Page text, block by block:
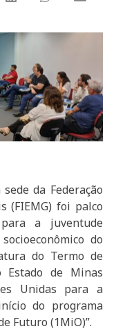
da Federação
(FIEMG) foi palco
a juventude
do
do Termo de
Estado de Minas
Unidas para a
do programa
Futuro (1MiO)”.